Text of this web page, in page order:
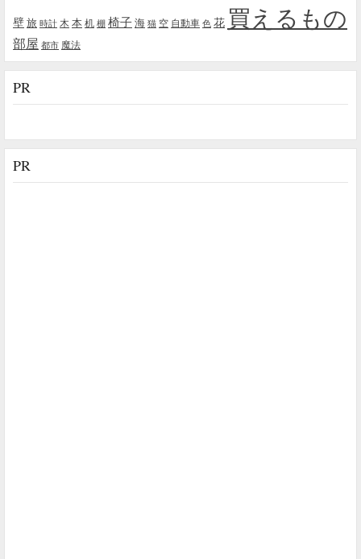
壁旅 時計 木 本机 棚 椅子海 猫 空 自動車 色 花 買えるもの
部屋 都市 魔法
PR
PR